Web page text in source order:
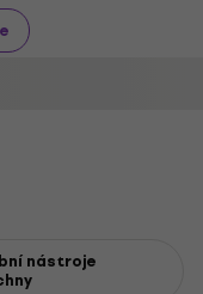
nástroje